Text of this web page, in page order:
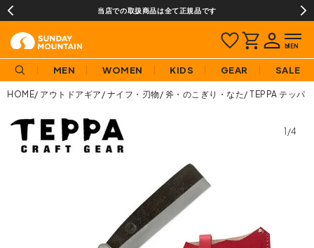
当店での取扱商品は全て正規品です
MEN WOMEN KIDS GEAR SALE
HOME アウトドアギア ナイフ・刃物 斧・のこぎり・なた TEPPA テッパ
1/4